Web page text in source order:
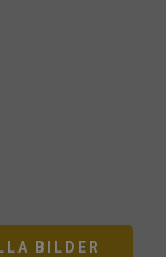
BILDER